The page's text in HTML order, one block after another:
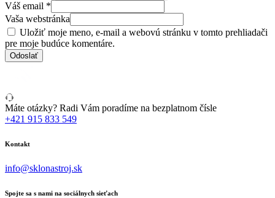
Váš email *
Vaša webstránka
Uložiť moje meno, e-mail a webovú stránku v tomto prehliadači
pre moje budúce komentáre.
Máte otázky? Radi Vám poradíme na bezplatnom čísle
+421 915 833 549
Kontakt
info@sklonastroj.sk
Spojte sa s nami na sociálnych sieťach